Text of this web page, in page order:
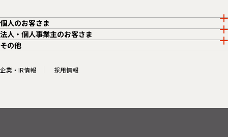
個人のお客さま
法人・個人事業主のお客さま
その他
企業・IR情報 採用情報